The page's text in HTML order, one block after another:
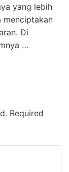
yang lebih
menciptakan
Di
…
Required